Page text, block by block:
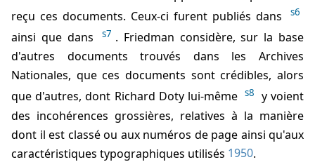
reçu ces documents. Ceux-ci furent publiés dans
s6
ainsi que dans s7 . Friedman considère, sur la base
d'autres documents trouvés dans les Archives
Nationales, que ces documents sont crédibles, alors
que d'autres, dont Richard Doty lui-même s8
y voient
des incohérences grossières, relatives à la manière
dont il est classé ou aux numéros de page ainsi qu'aux
caractéristiques typographiques utilisés 1950.